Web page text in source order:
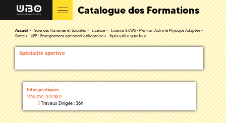
Catalogue des Formations
Accueil Sciences Humaines et Sociales Licence
Licence STAPS - Mention Activité Physique Adaptée -
Santé
UEF : Enseignement optionnel obligatoire Spécialité sportive
Spécialité sportive
Infos pratiques
Volume horaire
Travaux Dirigés : 36h